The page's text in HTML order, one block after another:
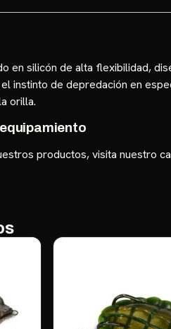
en silicón de alta flexibilidad,
instinto de depredación en
orilla.
productos, visita nuestro